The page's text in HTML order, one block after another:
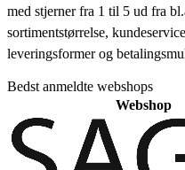
med stjerner fra 1 til 5 ud fra
sortimentstørrelse,
leveringsformer og
Bedst anmeldte webshops
Webshop